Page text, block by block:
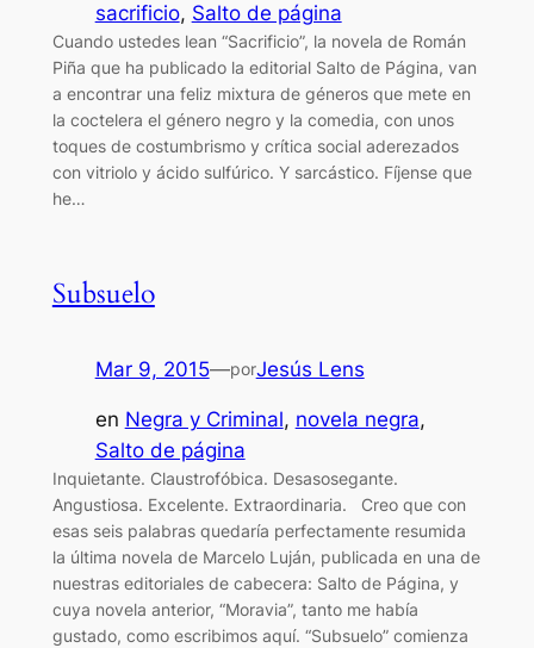
sacrificio, Salto de página
Cuando ustedes lean “Sacrificio”, la novela de Román
Piña que ha publicado la editorial Salto de Página, van
a encontrar una feliz mixtura de géneros que mete en
la coctelera el género negro y la comedia, con unos
toques de costumbrismo y crítica social aderezados
con vitriolo y ácido sulfúrico. Y sarcástico. Fíjense que
he…
Subsuelo
Mar 9, 2015—porJesús Lens
en Negra y Criminal, novela negra
Salto de página
Inquietante. Claustrofóbica. Desasosegante.
Angustiosa. Excelente. Extraordinaria. Creo que con
esas seis palabras quedaría perfectamente resumida
la última novela de Marcelo Luján, publicada en una de
nuestras editoriales de cabecera: Salto de Página, y
cuya novela anterior, “Moravia”, tanto me había
gustado, como escribimos aquí. “Subsuelo” comienza